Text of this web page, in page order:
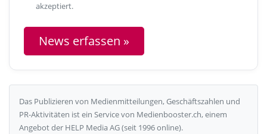
akzeptiert.
News erfassen »
Das Publizieren von Medienmitteilungen, Geschäftszahlen und
PR-Aktivitäten ist ein Service von Medienbooster.ch, einem
Angebot der HELP Media AG (seit 1996 online).